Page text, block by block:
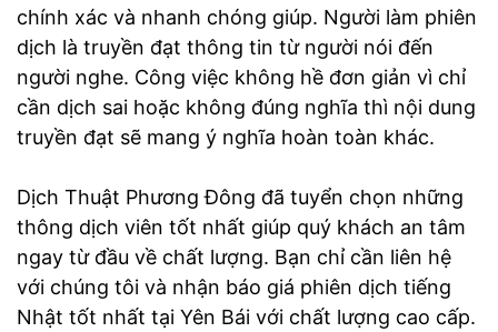
chính xác và nhanh chóng giúp. Người làm phiên
dịch là truyền đạt thông tin từ người nói đến
người nghe. Công việc không hề đơn giản vì chỉ
cần dịch sai hoặc không đúng nghĩa thì nội dung
truyền đạt sẽ mang ý nghĩa hoàn toàn khác.
Dịch Thuật Phương Đông đã tuyển chọn những
thông dịch viên tốt nhất giúp quý khách an tâm
ngay từ đầu về chất lượng. Bạn chỉ cần liên hệ
với chúng tôi và nhận báo giá phiên dịch tiếng
Nhật tốt nhất tại Yên Bái với chất lượng cao cấp.